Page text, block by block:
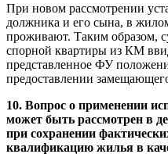
При новом рассмотрении
должника и его сына, в
проживают. Таким образом,
спорной квартиры из КМ
представленное ФУ
предоставлении
10. Вопрос о применении
может быть рассмотрен в
при сохранении
квалификацию жилья в